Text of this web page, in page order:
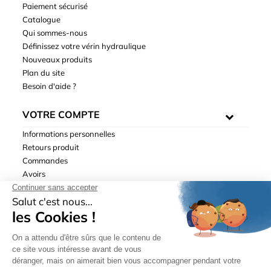
Paiement sécurisé
Catalogue
Qui sommes-nous
Définissez votre vérin hydraulique
Nouveaux produits
Plan du site
Besoin d'aide ?
VOTRE COMPTE
Informations personnelles
Retours produit
Commandes
Avoirs
Adresses
Bons de réduction